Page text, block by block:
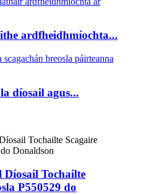
ardfheidhmíochta...
díosail agus...
Díosail Tochailte
P550529 do